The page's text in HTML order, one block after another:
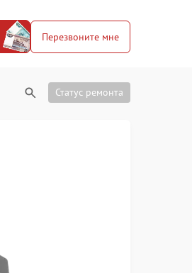
Перезвоните мне
Статус ремонта